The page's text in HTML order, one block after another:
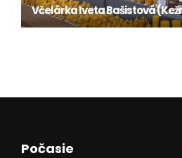
Včelárka Iveta Bašistová
Počasie